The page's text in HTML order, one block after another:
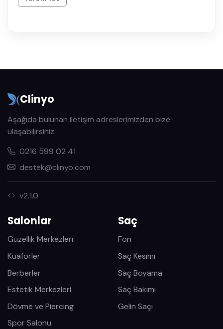
Clinyo
Aşağıda bulunan iletişim adreslerimizden bize
ulaşabilirsiniz.
0216 599 02 41
destek@clinyo.com
v2.1.0
Salonlar
Güzellik Merkezleri
Kuaförler
Berberler
Estetik Merkezleri
Dövme ve Piercing
Spor Salonu
Saç
Fön
Saç Kesimi
Saç Boyama
Saç Bakımı
Gelin Saçı